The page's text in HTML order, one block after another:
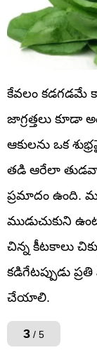
కేవలం కడగడమే
జాగ్రత్తలు కూడా
ఆకులను ఒక
తడి ఆరేలా
ప్రమాదం ఉంది.
ముడుచుకుని
చిన్న కీటకాలు
కడిగేటప్పుడు
చేయాలి.
3 / 5